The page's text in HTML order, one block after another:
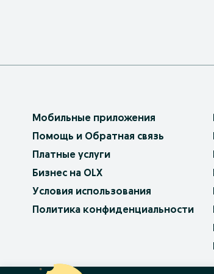
Мобильные приложения
Помощь и Обратная связь
Платные услуги
Бизнес на OLX
Условия использования
Политика конфиденциальности